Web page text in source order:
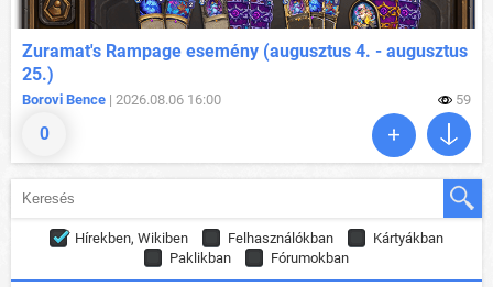
0
Zuramat's Rampage esemény (augusztus 4. - augusztus
25.)
Borovi Bence | 2026.08.06 16:00 59
Hírekben, Wikiben Felhasználókban
Kártyákban
Paklikban
Fórumokban